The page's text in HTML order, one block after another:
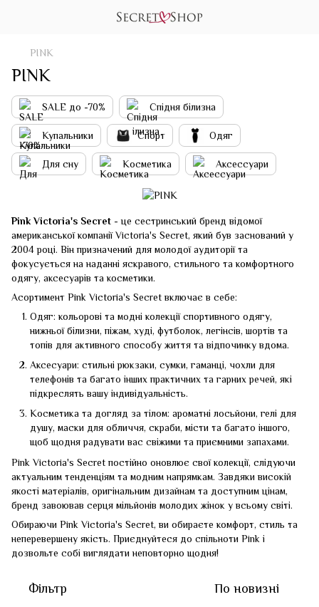
PINK
PINK
SALE до -70% Спідня білизна
Купальники Спорт Одяг
Для сну Косметика Аксессуари
Pink Victoria's Secret - це сестринський бренд відомої
американської компанії Victoria's Secret, який був заснований у
2004 році. Він призначений для молодої аудиторії та
фокусується на наданні яскравого, стильного та комфортного
одягу, аксесуарів та косметики.
Асортимент Pink Victoria's Secret включає в себе:
Одяг: кольорові та модні колекції спортивного одягу,
нижньої білизни, піжам, худі, футболок, легінсів, шортів та
топів для активного способу життя та відпочинку вдома.
Аксесуари: стильні рюкзаки, сумки, гаманці, чохли для
телефонів та багато інших практичних та гарних речей, які
підкреслять вашу індивідуальність.
Косметика та догляд за тілом: ароматні лосьйони, гелі для
душу, маски для обличчя, скраби, місти та багато іншого,
щоб щодня радувати вас свіжими та приємними запахами.
Pink Victoria's Secret постійно оновлює свої колекції, слідуючи
актуальним тенденціям та модним напрямкам. Завдяки високій
якості матеріалів, оригінальним дизайнам та доступним цінам,
бренд завоював серця мільйонів молодих жінок у всьому світі.
Обираючи Pink Victoria's Secret, ви обираєте комфорт, стиль та
неперевершену якість. Приєднуйтеся до спільноти Pink і
дозвольте собі виглядати неповторно щодня!
Фільтр По новизні